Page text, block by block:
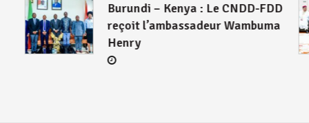
Politique/ Société/UA
Le Président Évariste
Ndayishimiye échange avec
Mahamadou Issoufou sur les